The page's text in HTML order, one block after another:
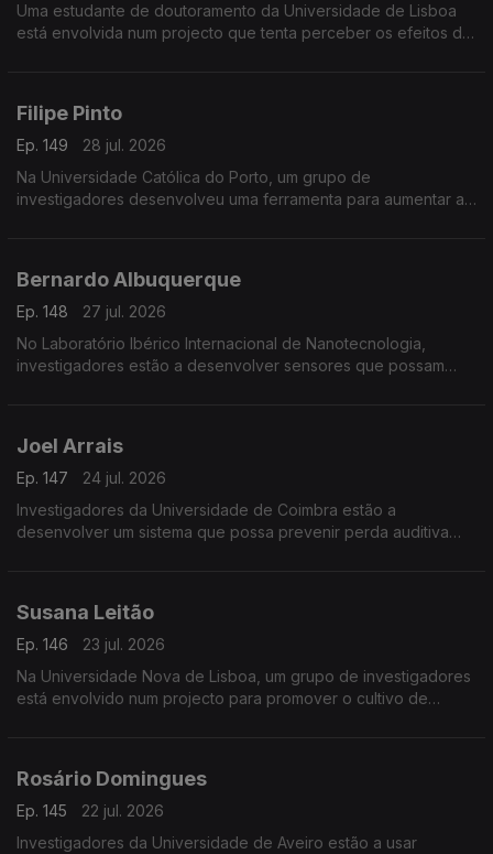
Uma estudante de doutoramento da Universidade de Lisboa
está envolvida num projecto que tenta perceber os efeitos da
Filipe Pinto
Ep. 149
28 jul. 2026
Na Universidade Católica do Porto, um grupo de
investigadores desenvolveu uma ferramenta para aumentar a
Bernardo Albuquerque
Ep. 148
27 jul. 2026
No Laboratório Ibérico Internacional de Nanotecnologia,
investigadores estão a desenvolver sensores que possam
Joel Arrais
Ep. 147
24 jul. 2026
Investigadores da Universidade de Coimbra estão a
desenvolver um sistema que possa prevenir perda auditiva
Susana Leitão
Ep. 146
23 jul. 2026
Na Universidade Nova de Lisboa, um grupo de investigadores
está envolvido num projecto para promover o cultivo de
Rosário Domingues
Ep. 145
22 jul. 2026
Investigadores da Universidade de Aveiro estão a usar